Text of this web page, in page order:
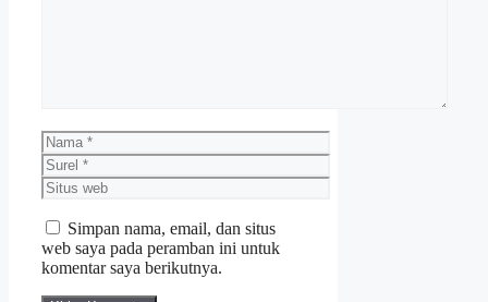
Nama
Surel
Situs
web
Simpan nama, email, dan situs
web saya pada peramban ini untuk
komentar saya berikutnya.